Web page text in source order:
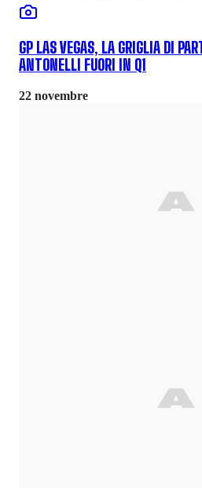
GP LAS VEGAS, LA GRIGLIA DI
ANTONELLI FUORI IN Q1
22 novembre